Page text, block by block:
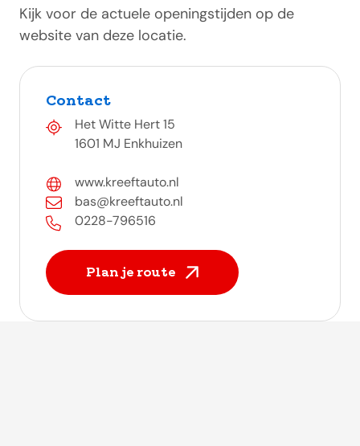
Kijk voor de actuele openingstijden op de
website van deze locatie.
Contact
Het Witte Hert 15
1601 MJ Enkhuizen
www.kreeftauto.nl
bas@kreeftauto.nl
0228-796516
Plan je route